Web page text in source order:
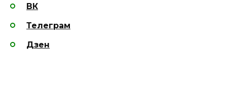
ВК
Телеграм
Дзен